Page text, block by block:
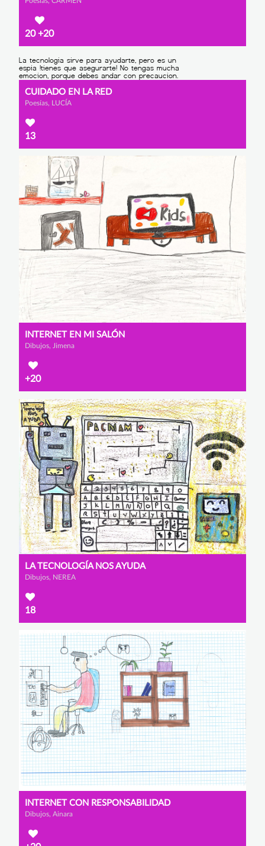
20+20
CUIDADO EN LA RED
Poesías, LUCÍA
13
INTERNET EN MI SALÓN
Dibujos, Jimena
+20
LA TECNOLOGÍA NOS AYUDA
Dibujos, NEREA
18
INTERNET CON RESPONSABILIDAD
Dibujos, Ainara